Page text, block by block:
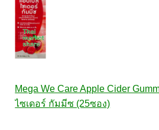
Mega We Care Apple Cider
ไซเดอร์ กัมมีซ (25ซอง)